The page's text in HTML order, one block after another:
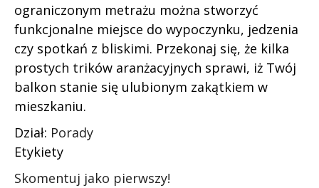
ograniczonym metrażu można stworzyć
funkcjonalne miejsce do wypoczynku, jedzenia
czy spotkań z bliskimi. Przekonaj się, że kilka
prostych trików aranżacyjnych sprawi, iż Twój
balkon stanie się ulubionym zakątkiem w
mieszkaniu.
Dział: Porady
Etykiety
Skomentuj jako pierwszy!